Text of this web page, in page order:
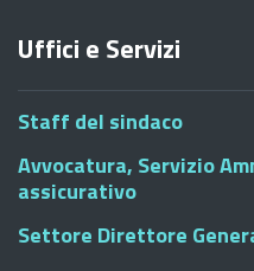
Uffici e Servizi
Staff del sindaco
Avvocatura, Servizio
assicurativo
Settore Direttore